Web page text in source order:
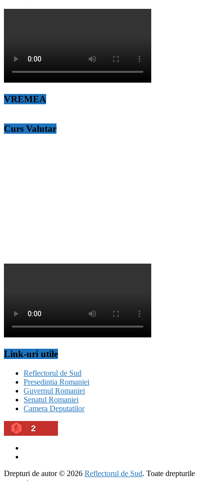
VREMEA
Curs Valutar
Link-uri utile
Reflectorul de Sud
Presedintia Romaniei
Guvernul Romaniei
Senatul Romaniei
Camera Deputatilor
2
Drepturi de autor © 2026 Reflectorul de Sud. Toate drepturile